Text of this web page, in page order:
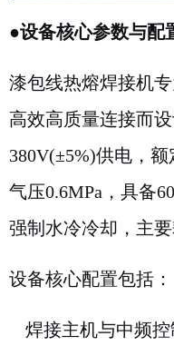
●设备核心参数与配
漆包线热熔焊接机
高效高质量连接而
380V(±5%)供电，
气压0.6MPa，具备
强制水冷冷却，主要
设备核心配置包括：
焊接主机与中频控